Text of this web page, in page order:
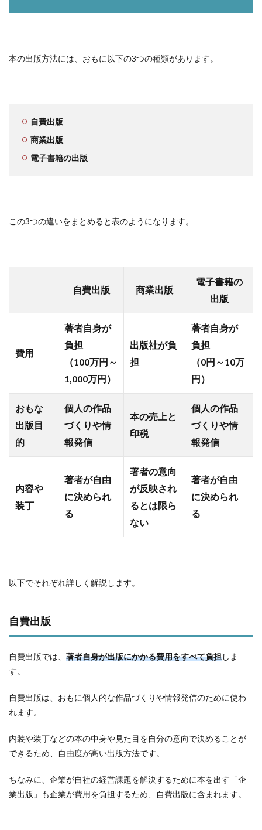
本の出版方法には、おもに以下の3つの種類があります。
自費出版
商業出版
電子書籍の出版
この3つの違いをまとめると表のようになります。
自費出版 商業出版
電子書籍の
出版
費用
著者自身が
負担
（100万円～
1,000万円）
出版社が負
担
著者自身が
負担
（0円～10万
円）
おもな
出版目
的
個人の作品
づくりや情
報発信
本の売上と
印税
個人の作品
づくりや情
報発信
内容や
装丁
著者が自由
に決められ
る
著者の意向
が反映され
るとは限ら
ない
著者が自由
に決められ
る
以下でそれぞれ詳しく解説します。
自費出版
自費出版では、 著者自身が出版にかかる費用をすべて負担しま
す。
自費出版は、おもに個人的な作品づくりや情報発信のために使わ
れます。
内装や装丁などの本の中身や見た目を自分の意向で決めることが
できるため、自由度が高い出版方法です。
ちなみに、企業が自社の経営課題を解決するために本を出す「企
業出版」も企業が費用を負担するため、自費出版に含まれます。